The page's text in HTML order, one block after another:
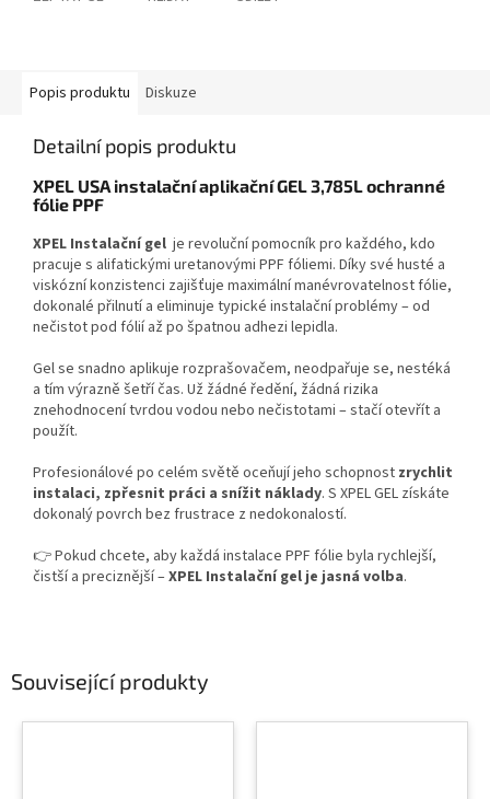
Související produkty
Popis produktu Diskuze
Detailní popis produktu
XPEL USA instalační aplikační GEL 3,785L ochranné
fólie PPF
XPEL Instalační gel je revoluční pomocník pro každého, kdo
pracuje s alifatickými uretanovými PPF fóliemi. Díky své husté a
viskózní konzistenci zajišťuje maximální manévrovatelnost fólie,
dokonalé přilnutí a eliminuje typické instalační problémy – od
nečistot pod fólií až po špatnou adhezi lepidla.
Gel se snadno aplikuje rozprašovačem, neodpařuje se, nestéká
a tím výrazně šetří čas. Už žádné ředění, žádná rizika
znehodnocení tvrdou vodou nebo nečistotami – stačí otevřít a
použít.
Profesionálové po celém světě oceňují jeho schopnost zrychlit
instalaci, zpřesnit práci a snížit náklady. S XPEL GEL získáte
dokonalý povrch bez frustrace z nedokonalostí.
👉 Pokud chcete, aby každá instalace PPF fólie byla rychlejší,
čistší a preciznější –XPEL Instalační gel je jasná volba.